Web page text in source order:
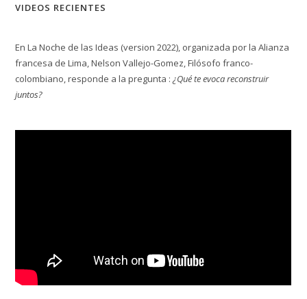
VIDEOS RECIENTES
En La Noche de las Ideas (version 2022), organizada por la Alianza
francesa de Lima, Nelson Vallejo-Gomez, Filósofo franco-
colombiano, responde a la pregunta :¿Qué te evoca reconstruir
juntos?